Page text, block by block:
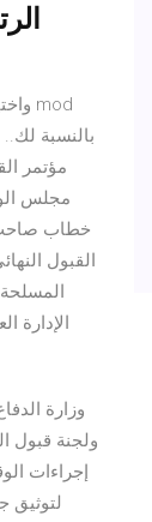
مؤتمر
المسلحة
وزارة
ولجنة قبول
إجراءات
لتوثيق